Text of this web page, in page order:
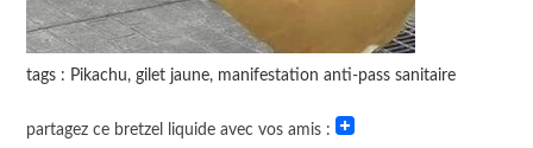
tags : Pikachu, gilet jaune, manifestation anti-pass sanitaire
partagez ce bretzel liquide avec vos amis :